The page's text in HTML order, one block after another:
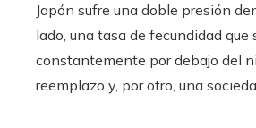
Japón sufre una doble presión
lado, una tasa de fecundidad que
constantemente por debajo del
reemplazo y, por otro, una